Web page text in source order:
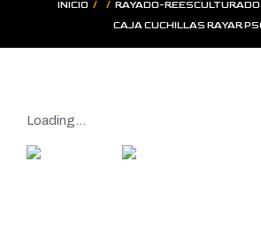
INICIO / / RAYADO-
CAJA CUCHILLAS RAYAR
Loading...